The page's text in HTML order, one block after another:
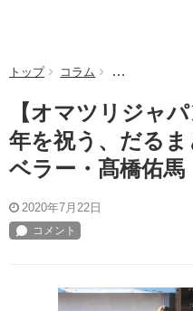
トップ コラム 【オマツリジ
【オマツリジャ
年を祝う、だる
ベラー・髙橋佑馬
2020年7月22日